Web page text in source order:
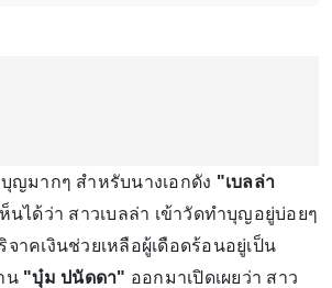
ญมากๆ สำหรับนางเอกดัง "เบลล่า
นได้ว่า สาวเบลล่า เข้าวัดทำบุญอยู่บ่อยๆ
าคเงินช่วยเหลือผู้เดือดร้อนอยู่เป็น
น "บุ๋ม ปนัดดา" ออกมาเปิดเผยว่า สาว